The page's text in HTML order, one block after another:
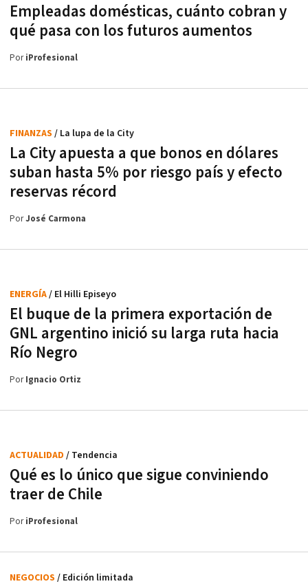
Empleadas domésticas, cuánto cobran y
qué pasa con los futuros aumentos
PoriProfesional
La City apuesta a que bonos en dólares
suban hasta 5% por riesgo país y efecto
reservas récord
FINANZAS / La lupa de la City
PorJosé Carmona
El buque de la primera exportación de
GNL argentino inició su larga ruta hacia
Río Negro
ENERGÍA/ El Hilli Episeyo
PorIgnacio Ortiz
Qué es lo único que sigue conviniendo
traer de Chile
ACTUALIDAD / Tendencia
PoriProfesional
NEGOCIOS / Edición limitada